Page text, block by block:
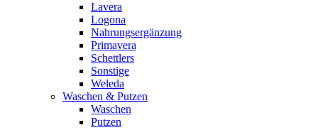
Lavera
Logona
Nahrungsergänzung
Primavera
Schettlers
Sonstige
Weleda
Waschen & Putzen
Waschen
Putzen